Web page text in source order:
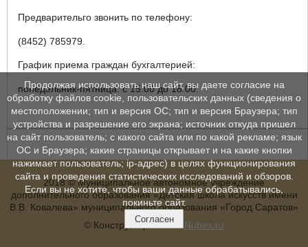
Предварительго звонить по телефону:
(8452) 785979.
График приема граждан бухгалтерией:
понедельник-пятница: с 15.00 до 18.00.
2018 © Муниципальное автономное учреждение
дополнительного образования «Детская школа искусств имени
В.В. Ковалева» муниципального образования «Город Саратов»
© Конструктор сайтов Nubex.ru
Продолжая использовать наш сайт, вы даете согласие на
обработку файлов cookie, пользовательских данных (сведения о
местоположении; тип и версия ОС; тип и версия Браузера; тип
устройства и разрешение его экрана; источник откуда пришел
на сайт пользователь; с какого сайта или по какой рекламе; язык
ОС и Браузера; какие страницы открывает и на какие кнопки
нажимает пользователь; ip-адрес) в целях функционирования
сайта и проведения статистических исследований и обзоров.
Если вы не хотите, чтобы ваши данные обрабатывались,
покиньте сайт.
Согласен